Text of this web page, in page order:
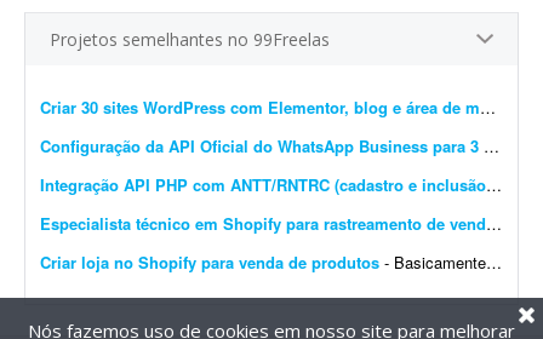
Projetos semelhantes no 99Freelas
Criar 30 sites WordPress com Elementor, blog e área de membros
Configuração da API Oficial do WhatsApp Business para 3 instâncias
Integração API PHP com ANTT/RNTRC (cadastro e inclusão)
-
Especialista técnico em Shopify para rastreamento de vendas e Meta Pixel
Criar loja no Shopify para venda de produtos - Basicamente, quero que o site seja construído do zero e configurado no Shopify para venda de produtos. O carrinho de compras deve ter upsell. O produto deve ser configurado com variantes: a...
Nós fazemos uso de cookies em nosso site para melhorar